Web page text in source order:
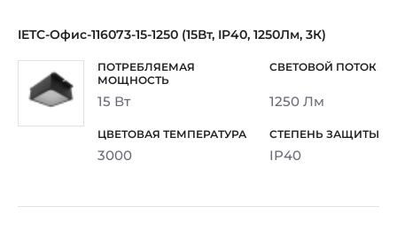
IETC-Офис-116073-15-1250 (15Вт, IP40, 1250Лм, 3К)
15 Вт 1250 Лм
3000 IP40